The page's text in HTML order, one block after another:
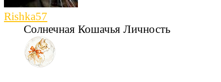
Rishka57
Солнечная Кошачья Личность